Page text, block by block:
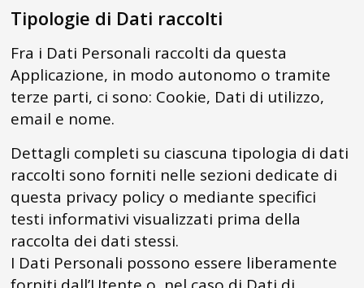
Tipologie di Dati raccolti
Fra i Dati Personali raccolti da questa
Applicazione, in modo autonomo o tramite
terze parti, ci sono: Cookie, Dati di utilizzo,
email e nome.
Dettagli completi su ciascuna tipologia di dati
raccolti sono forniti nelle sezioni dedicate di
questa privacy policy o mediante specifici
testi informativi visualizzati prima della
raccolta dei dati stessi.
I Dati Personali possono essere liberamente